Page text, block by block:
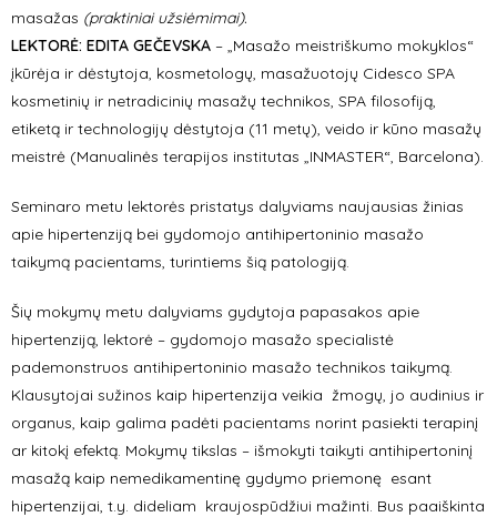
masažas (praktiniaiužsiėmimai).
LEKTORĖ: EDITA GEČEVSKA – „Masažo meistriškumo mokyklos“
įkūrėja ir dėstytoja, kosmetologų, masažuotojų Cidesco SPA
kosmetinių ir netradicinių masažų technikos, SPA filosofiją,
etiketą ir technologijų dėstytoja (11 metų), veido ir kūno masažų
meistrė (Manualinės terapijos institutas „INMASTER“, Barcelona).
Seminaro metu lektorės pristatys dalyviams naujausias žinias
apie hipertenziją bei gydomojo antihipertoninio masažo
taikymą pacientams, turintiems šią patologiją.
Šių mokymų metu dalyviams gydytoja papasakos apie
hipertenziją, lektorė – gydomojo masažo specialistė
pademonstruos antihipertoninio masažo technikos taikymą.
Klausytojai sužinos kaip hipertenzija veikia žmogų, jo audinius ir
organus, kaip galima padėti pacientams norint pasiekti terapinį
ar kitokį efektą. Mokymų tikslas – išmokyti taikyti antihipertoninį
masažą kaip nemedikamentinę gydymo priemonę esant
hipertenzijai, t.y. dideliam kraujospūdžiui mažinti. Bus paaiškinta